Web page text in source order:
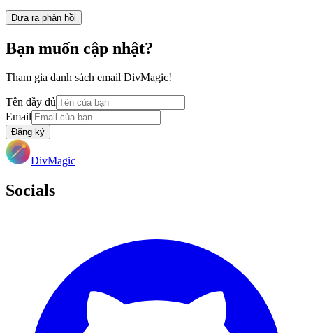
Đưa ra phản hồi
Bạn muốn cập nhật?
Tham gia danh sách email DivMagic!
Tên đầy đủ
Email
Đăng ký
DivMagic
Socials